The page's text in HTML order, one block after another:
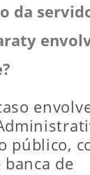
da
público,
banca de